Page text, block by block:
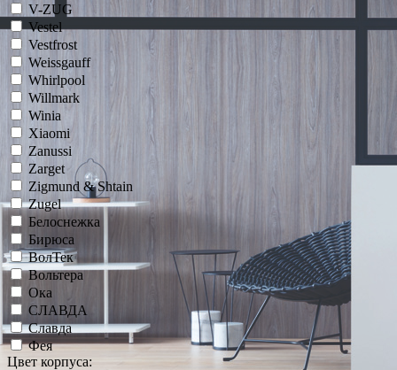
V-ZUG
Vestel
Vestfrost
Weissgauff
Whirlpool
Willmark
Winia
Xiaomi
Zanussi
Zarget
Zigmund & Shtain
Zugel
Белоснежка
Бирюса
ВолТек
Вольтера
Ока
СЛАВДА
Славда
Фея
Цвет корпуса: